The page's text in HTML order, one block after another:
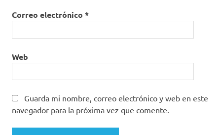
Correo electrónico *
Web
Guarda mi nombre, correo electrónico y web en este
navegador para la próxima vez que comente.